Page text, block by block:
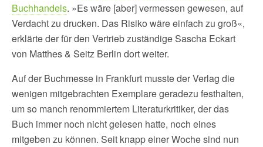
Buchhandels. »Es wäre [aber] vermessen gewesen, auf
Verdacht zu drucken. Das Risiko wäre einfach zu groß«,
erklärte der für den Vertrieb zuständige Sascha Eckart
von Matthes & Seitz Berlin dort weiter.
Auf der Buchmesse in Frankfurt musste der Verlag die
wenigen mitgebrachten Exemplare geradezu festhalten,
um so manch renommiertem Literaturkritiker, der das
Buch immer noch nicht gelesen hatte, noch eines
mitgeben zu können. Seit knapp einer Woche sind nun